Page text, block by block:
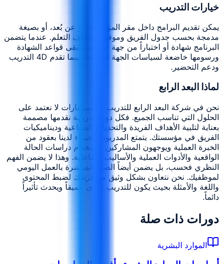
خيارات التدريب
يمكن تقديم البرامج داخل مقر المؤسسة، أو عن بُعد، أو بصيغة
مدمجة بحسب جدول الفريق وموقعه وأهداف التعلم. عندما يتضمن
البرنامج شهادة أو اختباراً من جهة خارجية، تبقى قواعد الشهادة
ورسومها خاضعة لسياسات الجهة المانحة، بينما تقدم 4D التدريب
ودعم التحضير.
لماذا البعد الرابع
نحن في شركة البعد الرابع للتدريب والاستشارات لا نعتمد على
الحلول التي تناسب الجميع. فكل دورة تدريبية نقدمها مصممة
بعناية لتلبية الأهداف الفريدة والتحديات الصناعية وديناميكيات
الفريق في مؤسستك. يتمتع المدربون الخبراء لدينا بعقود من
الخبرة العملية ويوجهون المشاركين باستخدام دراسات الحالة
الواقعية والأدوات العملية والأساليب التفاعلية. وهذا لا يضمن الفهم
النظري فحسب، بل يضمن أيضاً الصلة المباشرة بالعمل اليومي
لموظفيك. نحن نتعاون بشكل وثيق مع فريقك لضبط المحتوى
واللغة والأمثلة بحيث يكون للتدريب صدى عميقاً ويحدث تأثيراً
دائماً.
دورات ذات صلة
الموارد البشرية